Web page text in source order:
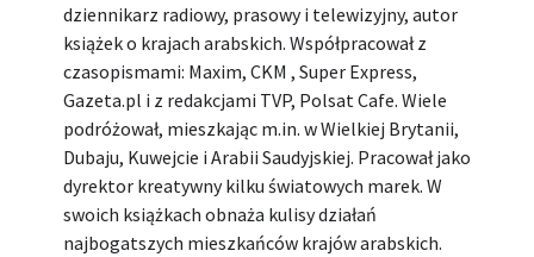
dziennikarz radiowy, prasowy i telewizyjny, autor
książek o krajach arabskich. Współpracował z
czasopismami: Maxim, CKM , Super Express,
Gazeta.pl i z redakcjami TVP, Polsat Cafe. Wiele
podróżował, mieszkając m.in. w Wielkiej Brytanii,
Dubaju, Kuwejcie i Arabii Saudyjskiej. Pracował jako
dyrektor kreatywny kilku światowych marek. W
swoich książkach obnaża kulisy działań
najbogatszych mieszkańców krajów arabskich.